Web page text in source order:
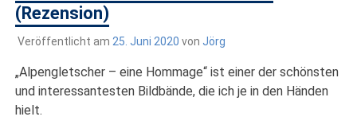
(Rezension)
Veröffentlicht am 25. Juni 2020 von Jörg
„Alpengletscher – eine Hommage“ ist einer der schönsten
und interessantesten Bildbände, die ich je in den Händen
hielt.